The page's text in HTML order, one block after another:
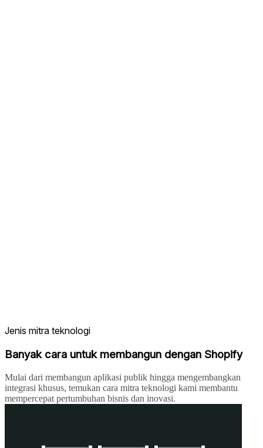
Jenis mitra teknologi
Banyak cara untuk membangun dengan Shopify
Mulai dari membangun aplikasi publik hingga mengembangkan
integrasi khusus, temukan cara mitra teknologi kami membantu
mempercepat pertumbuhan bisnis dan inovasi.